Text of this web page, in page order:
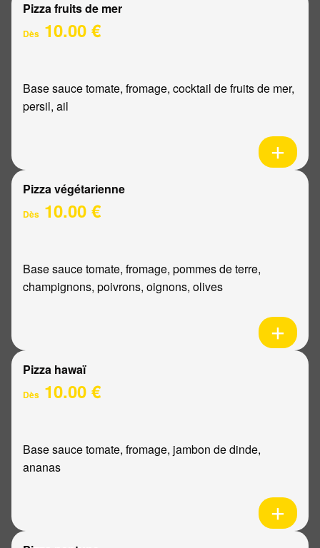
Pizza fruits de mer
Dès 10.00 €
Base sauce tomate, fromage, cocktail de fruits de mer,
persil, ail
Pizza végétarienne
Dès 10.00 €
Base sauce tomate, fromage, pommes de terre,
champignons, poivrons, oignons, olives
Pizza hawaï
Dès 10.00 €
Base sauce tomate, fromage, jambon de dinde,
ananas